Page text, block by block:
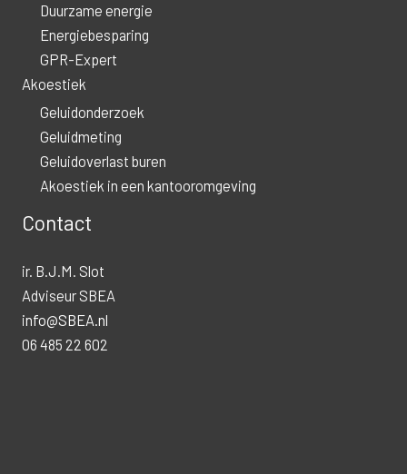
Duurzame energie
Energiebesparing
GPR-Expert
Akoestiek
Geluidonderzoek
Geluidmeting
Geluidoverlast buren
Akoestiek in een kantooromgeving
Contact
ir. B.J.M. Slot
Adviseur SBEA
info@SBEA.nl
06 485 22 602